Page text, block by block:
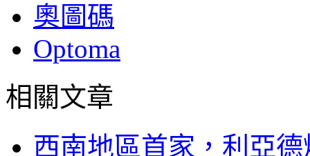
奧圖碼
Optoma
相關文章
西南地區首家，利亞